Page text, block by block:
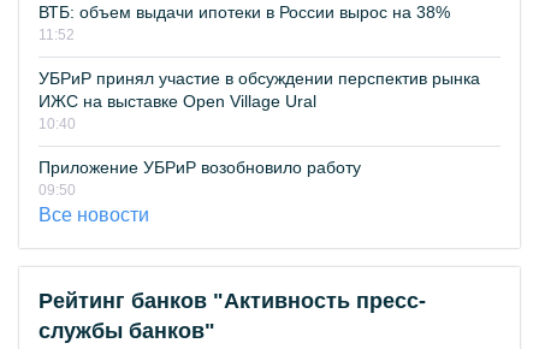
ВТБ: объем выдачи ипотеки в России вырос на 38%
11:52
УБРиР принял участие в обсуждении перспектив рынка
ИЖС на выставке Open Village Ural
10:40
Приложение УБРиР возобновило работу
09:50
Все новости
Рейтинг банков "Активность пресс-
службы банков"